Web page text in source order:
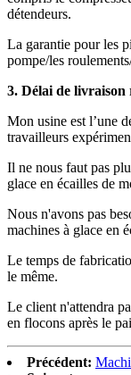
détendeurs.
La garantie pour les
pompe/les
3. Délai de livraison
Mon usine est l’une
travailleurs
Il ne nous faut pas
glace en écailles de
Nous n'avons pas
machines à glace en
Le temps de
le même.
Le client n'attendra
en flocons après le
Précédent: